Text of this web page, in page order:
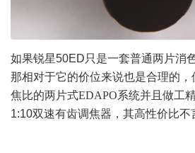
如果锐星50ED 只是一套普通两片消
那相对于它的价位来说也是合理的，
焦比的两片式EDAPO系统并且 做工
1:10双速有齿调焦器，其高性价比不